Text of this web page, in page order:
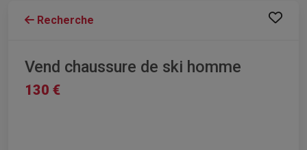
Recherche
Vend chaussure de ski homme
130 €